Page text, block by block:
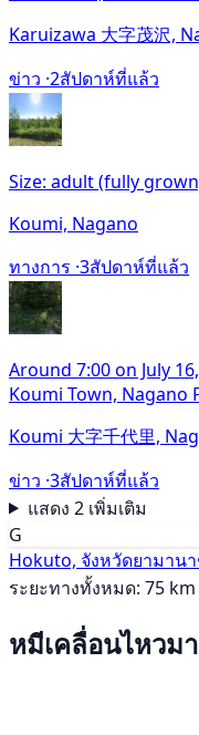
Karuizawa 大字茂沢,
ข่าว ·2สัปดาห์ที่แล้ว
Size: adult (fully
Koumi, Nagano
ทางการ ·3สัปดาห์ที่แล้ว
Around 7:00 on July
Koumi Town, Nagano
Koumi 大字千代里,
ข่าว ·3สัปดาห์ที่แล้ว
แสดง 2 เพิ่มเติม
G
Hokuto, จังหวัดยามาน
ระยะทางทั้งหมด: 75 km
หมีเคลื่อนไหวม